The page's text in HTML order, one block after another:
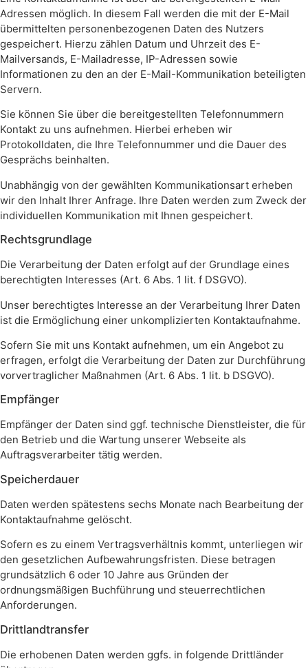
Adressen möglich. In diesem Fall werden die mit der E-Mail
übermittelten personenbezogenen Daten des Nutzers
gespeichert. Hierzu zählen Datum und Uhrzeit des E-
Mailversands, E-Mailadresse, IP-Adressen sowie
Informationen zu den an der E-Mail-Kommunikation beteiligten
Servern.
Sie können Sie über die bereitgestellten Telefonnummern
Kontakt zu uns aufnehmen. Hierbei erheben wir
Protokolldaten, die Ihre Telefonnummer und die Dauer des
Gesprächs beinhalten.
Unabhängig von der gewählten Kommunikationsart erheben
wir den Inhalt Ihrer Anfrage. Ihre Daten werden zum Zweck der
individuellen Kommunikation mit Ihnen gespeichert.
Rechtsgrundlage
Die Verarbeitung der Daten erfolgt auf der Grundlage eines
berechtigten Interesses (Art. 6 Abs. 1 lit. f DSGVO).
Unser berechtigtes Interesse an der Verarbeitung Ihrer Daten
ist die Ermöglichung einer unkomplizierten Kontaktaufnahme.
Sofern Sie mit uns Kontakt aufnehmen, um ein Angebot zu
erfragen, erfolgt die Verarbeitung der Daten zur Durchführung
vorvertraglicher Maßnahmen (Art. 6 Abs. 1 lit. b DSGVO).
Empfänger
Empfänger der Daten sind ggf. technische Dienstleister, die für
den Betrieb und die Wartung unserer Webseite als
Auftragsverarbeiter tätig werden.
Speicherdauer
Daten werden spätestens sechs Monate nach Bearbeitung der
Kontaktaufnahme gelöscht.
Sofern es zu einem Vertragsverhältnis kommt, unterliegen wir
den gesetzlichen Aufbewahrungsfristen. Diese betragen
grundsätzlich 6 oder 10 Jahre aus Gründen der
ordnungsmäßigen Buchführung und steuerrechtlichen
Anforderungen.
Drittlandtransfer
Die erhobenen Daten werden ggfs. in folgende Drittländer